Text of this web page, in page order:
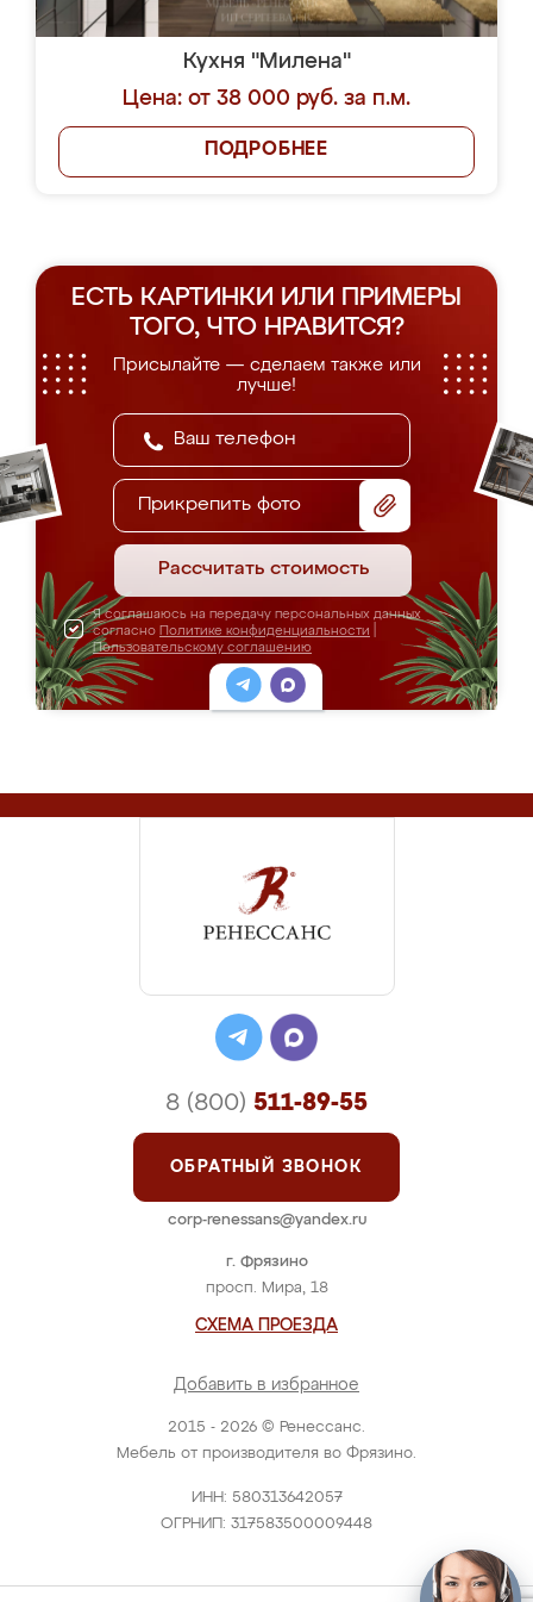
Кухня "Милена"
Цена: от 38 000 руб. за п.м.
ПОДРОБНЕЕ
ЕСТЬ КАРТИНКИ ИЛИ ПРИМЕРЫ
ТОГО, ЧТО НРАВИТСЯ?
Присылайте — сделаем также или
лучше!
Прикрепить фото
Рассчитать стоимость
Я соглашаюсь на передачу персональных данных
согласно Политике конфиденциальности
Пользовательскому соглашению
2015 - 2026 © Ренессанс.
Мебель от производителя во Фрязино.
ИНН: 580313642057
ОГРНИП: 317583500009448
г. Фрязино
просп. Мира, 18
СХЕМА ПРОЕЗДА
Добавить в избранное
8 (800) 511-89-55
ОБРАТНЫЙ ЗВОНОК
corp-renessans@yandex.ru